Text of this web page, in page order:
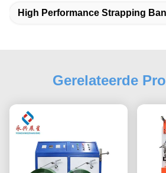
High Performance Strapping
Gerelateerde